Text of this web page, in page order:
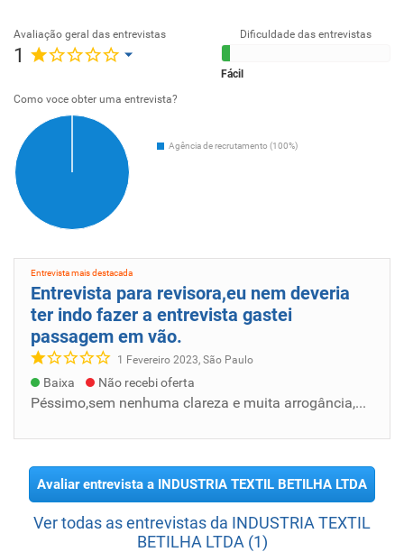
Avaliação geral das entrevistas
1
Dificuldade das entrevistas
Fácil
Como voce obter uma entrevista?
Agência de recrutamento (100%)
Entrevista mais destacada
Entrevista para revisora,eu nem deveria
ter indo fazer a entrevista gastei
passagem em vão.
1 Fevereiro 2023, São Paulo
Baixa Não recebi oferta
Péssimo,sem nenhuma clareza e muita arrogância,pedem pra vc largar o emprego se a pessoa estiver trabalhando porém não garante que vai contr...
Avaliar entrevista a INDUSTRIA TEXTIL BETILHA LTDA
Ver todas as entrevistas da INDUSTRIA TEXTIL
BETILHA LTDA (1)